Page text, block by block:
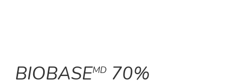
BIOBASEMD 70%